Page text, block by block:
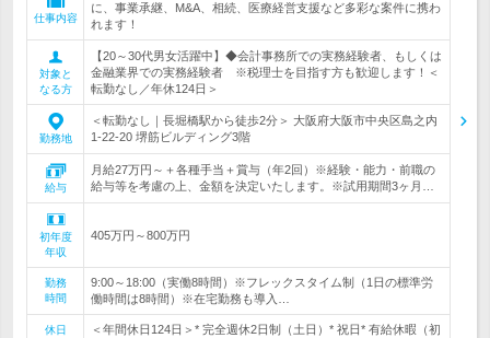
仕事内容
に、事業承継、M&A、相続、医療経営支援など多彩な案件に携わ
れます！
対象と
なる方
【20～30代男女活躍中】◆会計事務所での実務経験者、もしくは
金融業界での実務経験者 ※税理士を目指す方も歓迎します！＜
転勤なし／年休124日＞
勤務地
＜転勤なし｜長堀橋駅から徒歩2分＞ 大阪府大阪市中央区島之内
1-22-20 堺筋ビルディング3階
給与
月給27万円～＋各種手当＋賞与（年2回）※経験・能力・前職の
給与等を考慮の上、金額を決定いたします。※試用期間3ヶ月…
初年度
年収
405万円～800万円
勤務
時間
9:00～18:00（実働8時間）※フレックスタイム制（1日の標準労
働時間は8時間）※在宅勤務も導入…
休日
＜年間休日124日＞* 完全週休2日制（土日）* 祝日* 有給休暇（初